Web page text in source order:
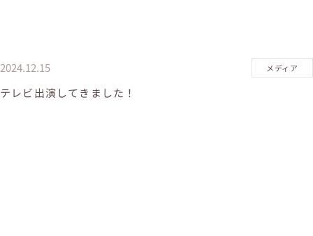
2024.12.15 メディア
テレビ出演してきました！